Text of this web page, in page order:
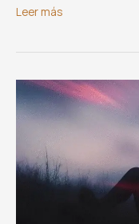
Filtros
cirugía
plástica (parte
2)
Leer más